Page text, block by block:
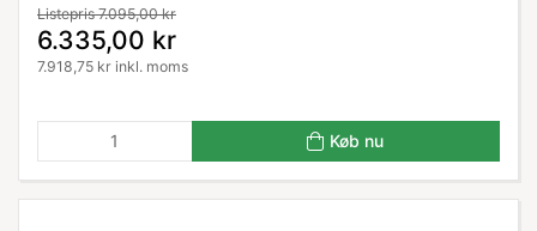
Listepris 7.095,00 kr
6.335,00 kr
7.918,75 kr inkl. moms
Køb nu